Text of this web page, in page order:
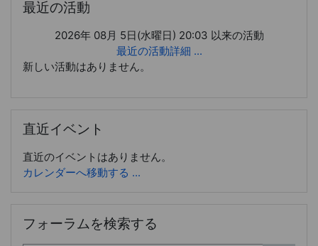
最近の活動
2026年 08月 5日(水曜日) 20:03 以来の活動
最近の活動詳細 ...
新しい活動はありません。
直近イベント
直近のイベントはありません。
カレンダーへ移動する ...
フォーラムを検索する